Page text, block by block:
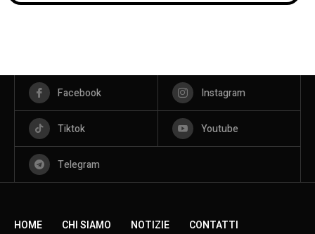
Facebook Instagram
Tiktok Youtube
Telegram
HOME CHI SIAMO NOTIZIE CONTATTI